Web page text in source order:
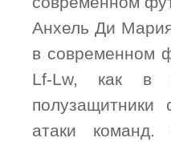
Анхель Ди
в современном
Lf-Lw, как в
полузащитники
атаки команд.